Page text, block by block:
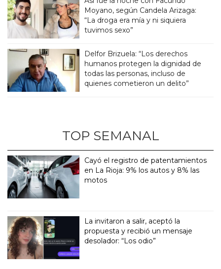
Moyano, según Candela Arizaga:
“La droga era mía y ni siquiera
tuvimos sexo”
Delfor Brizuela: “Los derechos
humanos protegen la dignidad de
todas las personas, incluso de
quienes cometieron un delito”
TOP SEMANAL
Cayó el registro de patentamientos
en La Rioja: 9% los autos y 8% las
motos
La invitaron a salir, aceptó la
propuesta y recibió un mensaje
desolador: “Los odio”